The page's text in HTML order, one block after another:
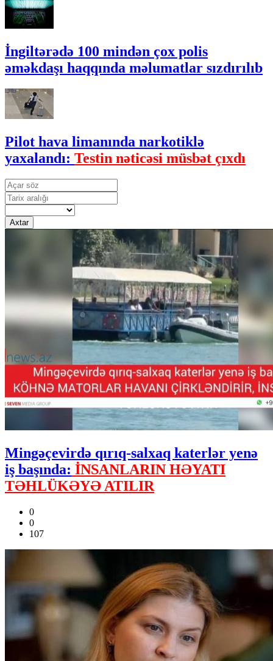
İngiltərədə 100 mindən çox polis
əməkdaşı haqqında məlumatlar sızdırılıb
Pilot hava limanında narkotiklə
yaxalandı: Testin nəticəsi müsbət çıxdı
Axtar
Mingəçevirdə qırıq-salxaq katerlər yenə
iş başında: İNSANLARIN HƏYATI
TƏHLÜKƏYƏ ATILIR
0
0
107